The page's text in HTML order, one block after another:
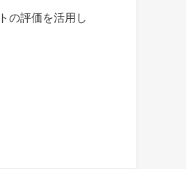
の評価を活用し